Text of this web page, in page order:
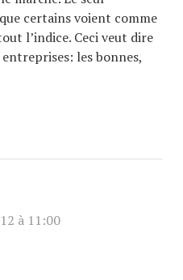
certains voient comme
l’indice. Ceci veut dire
les bonnes,
à 11:00